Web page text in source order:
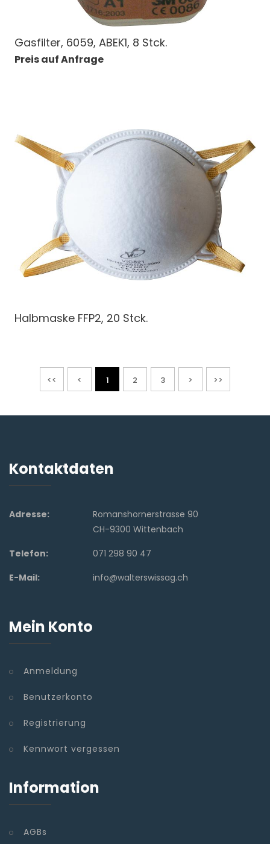
Gasfilter, 6059, ABEK1, 8 Stck.
Preis auf Anfrage
Halbmaske FFP2, 20 Stck.
<< < 1 2 3 > >>
Kontaktdaten
Adresse:
Romanshornerstrasse 90
CH-9300 Wittenbach
Telefon:
071 298 90 47
E-Mail:
info@walterswissag.ch
Mein Konto
Anmeldung
Benutzerkonto
Registrierung
Kennwort vergessen
Information
AGBs